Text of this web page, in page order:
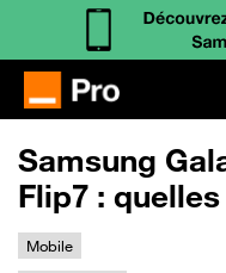
Samsung
Flip7 :
Mobile